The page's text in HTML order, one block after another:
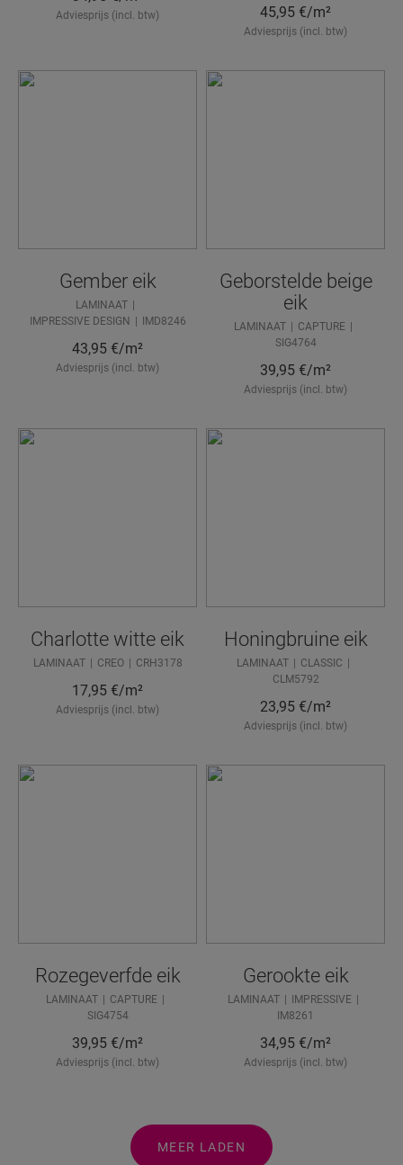
Adviesprijs (incl. btw) 45,95 €/m²
Adviesprijs (incl. btw)
Gember eik
LAMINAAT
IMPRESSIVE DESIGN
IMD8246
43,95 €/m²
Adviesprijs (incl. btw)
Geborstelde beige
eik
LAMINAAT
CAPTURE
SIG4764
39,95 €/m²
Adviesprijs (incl. btw)
Charlotte witte eik
LAMINAAT CREO CRH3178
17,95 €/m²
Adviesprijs (incl. btw)
Honingbruine eik
LAMINAAT
CLASSIC
CLM5792
23,95 €/m²
Adviesprijs (incl. btw)
Rozegeverfde eik
LAMINAAT
CAPTURE
SIG4754
39,95 €/m²
Adviesprijs (incl. btw)
Gerookte eik
LAMINAAT
IMPRESSIVE
IM8261
34,95 €/m²
Adviesprijs (incl. btw)
MEER LADEN